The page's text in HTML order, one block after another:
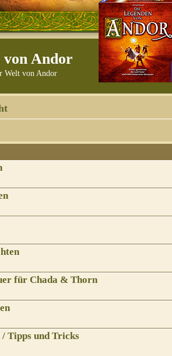
von Andor
Welt von Andor
für Chada & Thorn
Tipps und Tricks